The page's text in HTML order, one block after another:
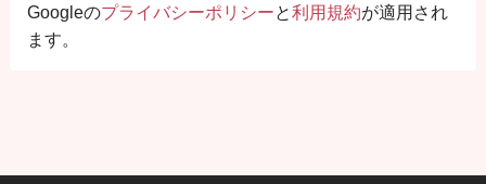
Googleのプライバシーポリシーと利用規約が適用され
ます。